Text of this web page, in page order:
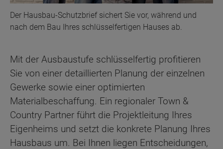
Der Hausbau-Schutzbrief sichert Sie vor, während und
nach dem Bau Ihres schlüsselfertigen Hauses ab.
Mit der Ausbaustufe schlüsselfertig profitieren
Sie von einer detaillierten Planung der einzelnen
Gewerke sowie einer optimierten
Materialbeschaffung. Ein regionaler Town &
Country Partner führt die Projektleitung Ihres
Eigenheims und setzt die konkrete Planung Ihres
Hausbaus um. Bei Ihnen liegen Entscheidungen,